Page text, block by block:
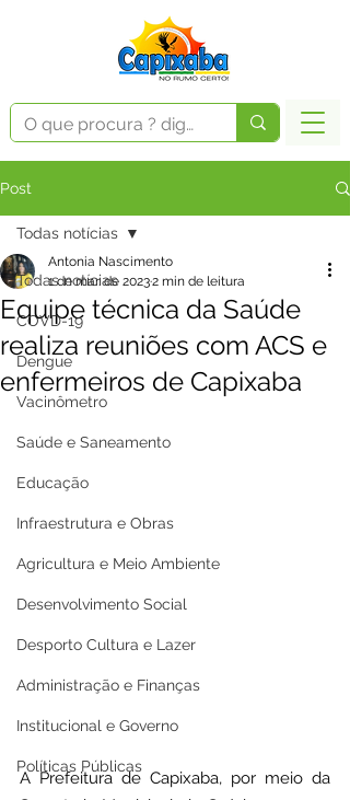
Post
Todas notícias
COVD-19
Dengue
Vacinômetro
Saúde e Saneamento
Educação
Infraestrutura e Obras
Agricultura e Meio Ambiente
Desenvolvimento Social
Desporto Cultura e Lazer
Administração e Finanças
Institucional e Governo
Políticas Públicas
Todas notícias
Equipe técnica da Saúde
realiza reuniões com ACS e
enfermeiros de Capixaba
Antonia Nascimento
1 de mar. de 20232 min de leitura
A Prefeitura de Capixaba, por meio da